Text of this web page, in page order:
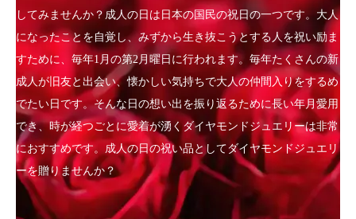
してみませんか？成人の日は日本の国民の祝日の一つです。大人
になったことを自覚し、みずから生き抜こうとする人を祝い励ま
すために、毎年1月の第2月曜日に行われます。毎年たくさんの新
成人が旧友と出会い、懐かしい気持ちで大人の仲間入りをするめ
でたい日です。そんな日の想い出を振り返るために長い年月愛用
でき、時が経つごとに愛着が湧くダイヤモンドジュエリーは非常
におすすめです。成人の日の祝い品としてダイヤモンドジュエリ
ーを贈りませんか？